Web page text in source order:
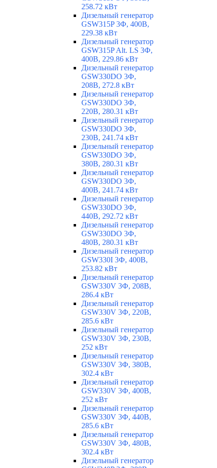
258.72 кВт
Дизельный генератор
GSW315P 3Ф, 400В,
229.38 кВт
Дизельный генератор
GSW315P Alt. LS 3Ф,
400В, 229.86 кВт
Дизельный генератор
GSW330DO 3Ф,
208В, 272.8 кВт
Дизельный генератор
GSW330DO 3Ф,
220В, 280.31 кВт
Дизельный генератор
GSW330DO 3Ф,
230В, 241.74 кВт
Дизельный генератор
GSW330DO 3Ф,
380В, 280.31 кВт
Дизельный генератор
GSW330DO 3Ф,
400В, 241.74 кВт
Дизельный генератор
GSW330DO 3Ф,
440В, 292.72 кВт
Дизельный генератор
GSW330DO 3Ф,
480В, 280.31 кВт
Дизельный генератор
GSW330I 3Ф, 400В,
253.82 кВт
Дизельный генератор
GSW330V 3Ф, 208В,
286.4 кВт
Дизельный генератор
GSW330V 3Ф, 220В,
285.6 кВт
Дизельный генератор
GSW330V 3Ф, 230В,
252 кВт
Дизельный генератор
GSW330V 3Ф, 380В,
302.4 кВт
Дизельный генератор
GSW330V 3Ф, 400В,
252 кВт
Дизельный генератор
GSW330V 3Ф, 440В,
285.6 кВт
Дизельный генератор
GSW330V 3Ф, 480В,
302.4 кВт
Дизельный генератор